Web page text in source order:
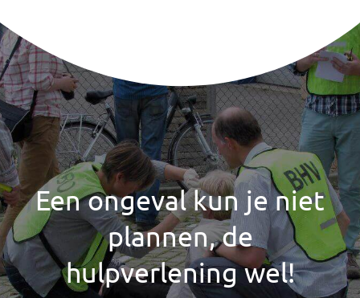
Een ongeval kun je niet
plannen, de
hulpverlening wel!